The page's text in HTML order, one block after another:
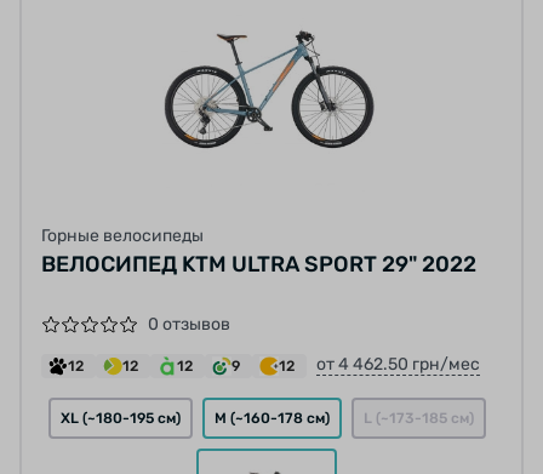
Горные велосипеды
ВЕЛОСИПЕД KTM ULTRA SPORT 29" 2022
0 отзывов
12 12 12 9 12 от 4 462.50 грн/мес
XL (~180-195 см) M (~160-178 см) L (~173-185 см)